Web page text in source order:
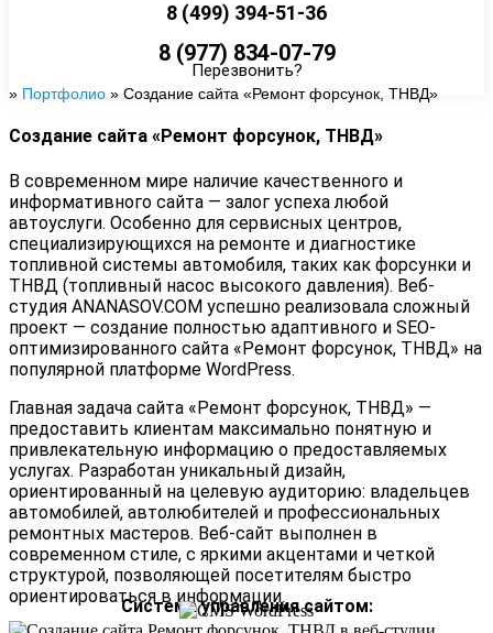
8 (499) 394-51-36
8 (977) 834-07-79
Перезвонить?
» Портфолио » Создание сайта «Ремонт форсунок, ТНВД»
Создание сайта «Ремонт форсунок, ТНВД»
В современном мире наличие качественного и
информативного сайта — залог успеха любой
автоуслуги. Особенно для сервисных центров,
специализирующихся на ремонте и диагностике
топливной системы автомобиля, таких как форсунки и
ТНВД (топливный насос высокого давления). Веб-
студия ANANASOV.COM успешно реализовала сложный
проект — создание полностью адаптивного и SEO-
оптимизированного сайта «Ремонт форсунок, ТНВД» на
популярной платформе WordPress.
Главная задача сайта «Ремонт форсунок, ТНВД» —
предоставить клиентам максимально понятную и
привлекательную информацию о предоставляемых
услугах. Разработан уникальный дизайн,
ориентированный на целевую аудиторию: владельцев
автомобилей, автолюбителей и профессиональных
ремонтных мастеров. Веб-сайт выполнен в
современном стиле, с яркими акцентами и четкой
структурой, позволяющей посетителям быстро
ориентироваться в информации.
Система управления сайтом: